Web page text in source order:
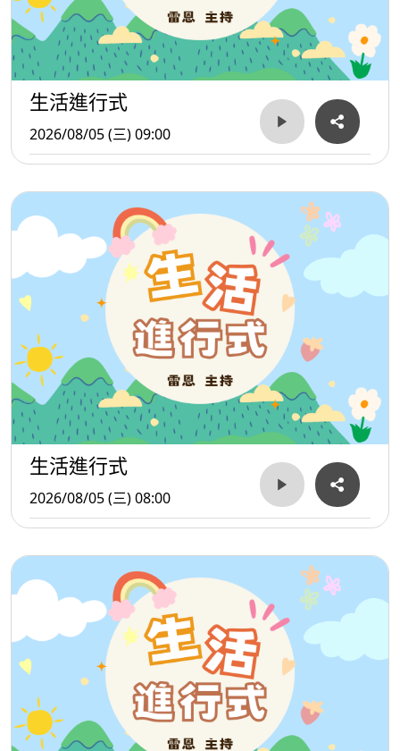
生活進行式
2026/08/05 (三) 09:00
生活進行式
2026/08/05 (三) 08:00